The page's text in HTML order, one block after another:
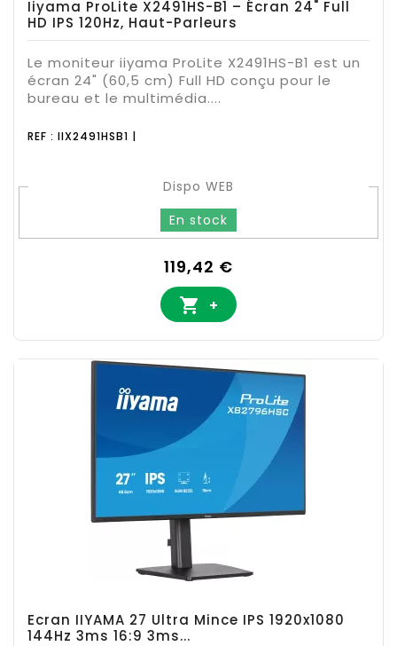
Iiyama ProLite X2491HS-B1 – Écran 24" Full
HD IPS 120Hz, Haut-Parleurs
Le moniteur iiyama ProLite X2491HS-B1 est un
écran 24" (60,5 cm) Full HD conçu pour le
bureau et le multimédia....
REF : IIX2491HSB1 |
Dispo WEB
En stock
Prix
119,42 €
 +
Ecran IIYAMA 27 Ultra Mince IPS 1920x1080
144Hz 3ms 16:9 3ms...